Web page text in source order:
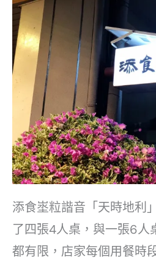
添食埊粒諧音「天時地利
了四張4人桌，與一張6人
都有限，店家每個用餐時